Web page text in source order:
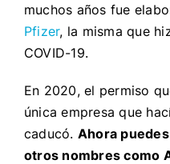
muchos años fue
Pfizer, la misma que
COVID-19.
En 2020, el permiso
única empresa que
caducó. Ahora
otros nombres como